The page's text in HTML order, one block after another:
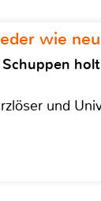
wie neu
und